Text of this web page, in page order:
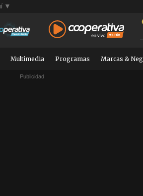
▼
Multimedia Programas Marcas &